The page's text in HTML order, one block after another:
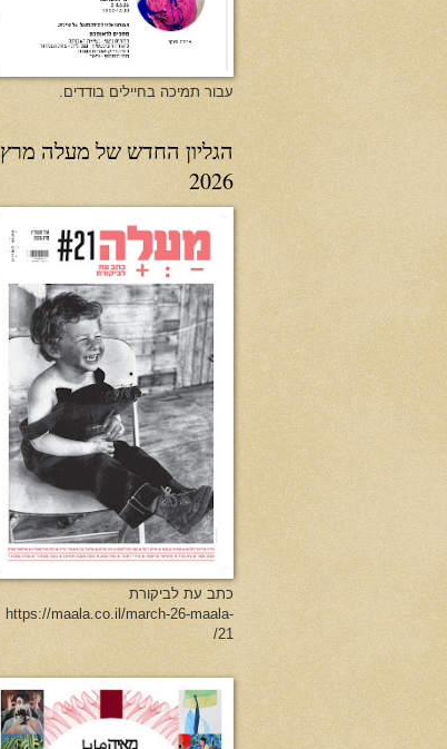
עבור תמיכה בחיילים בודדים.
הגליון החדש של מעלה מרץ
2026
כתב עת לביקורת
https://maala.co.il/march-26-maala-
21/